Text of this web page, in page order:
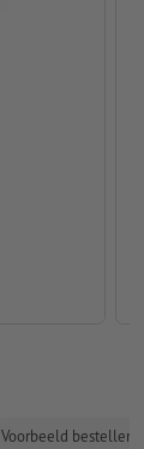
Voorbeeld bestellen